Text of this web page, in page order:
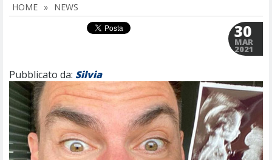
HOME » NEWS
30
MAR
2021
Pubblicato da: Silvia